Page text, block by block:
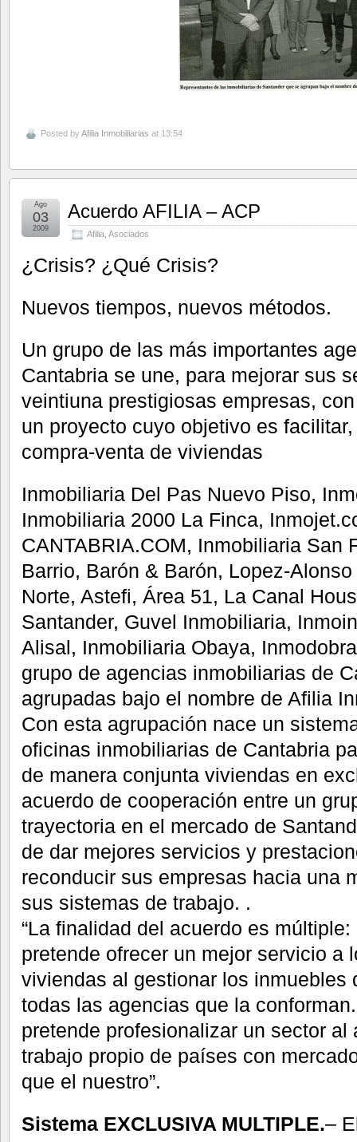
Posted byAfilia Inmobiliarias at 13:54
Acuerdo AFILIA – ACP
Afilia Asociados
Ago
03
2009
¿Crisis? ¿Qué Crisis?
Nuevos tiempos, nuevos métodos.
Un grupo de las más importantes
Cantabria se une, para mejorar sus
veintiuna prestigiosas empresas,
un proyecto cuyo objetivo es
compra-venta de viviendas
Inmobiliaria Del Pas Nuevo Piso,
Inmobiliaria 2000 La Finca,
CANTABRIA.COM, Inmobiliaria San
Barrio, Barón & Barón, Lopez-
Norte, Astefi, Área 51, La Canal
Santander, Guvel Inmobiliaria,
Alisal, Inmobiliaria Obaya,
grupo de agencias inmobiliarias de
agrupadas bajo el nombre de Afilia
Con esta agrupación nace un
oficinas inmobiliarias de Cantabria
de manera conjunta viviendas en
acuerdo de cooperación entre un
trayectoria en el mercado de
de dar mejores servicios y
reconducir sus empresas hacia una
sus sistemas de trabajo. .
“La finalidad del acuerdo es
pretende ofrecer un mejor servicio a
viviendas al gestionar los inmuebles
todas las agencias que la
pretende profesionalizar un sector al
trabajo propio de países con
que el nuestro”.
Sistema EXCLUSIVA MULTIPLE.–